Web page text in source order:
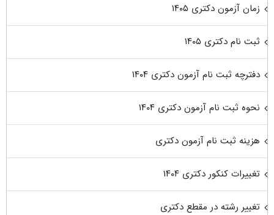
زمان آزمون دکتری ۱۴۰۵
ثبت نام دکتری ۱۴۰۵
دفترچه ثبت نام آزمون دکتری ۱۴۰۴
نحوه ثبت نام آزمون دکتری ۱۴۰۴
هزینه ثبت نام آزمون دکتری
تغییرات کنکور دکتری ۱۴۰۴
تغییر رشته در مقطع دکتری